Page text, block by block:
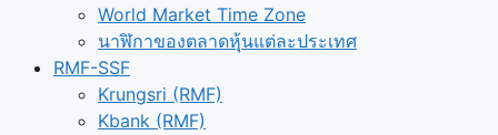
World Market Time Zone
นาฬิกาของตลาดหุุ้นแต่ละประเทศ
RMF-SSF
Krungsri (RMF)
Kbank (RMF)